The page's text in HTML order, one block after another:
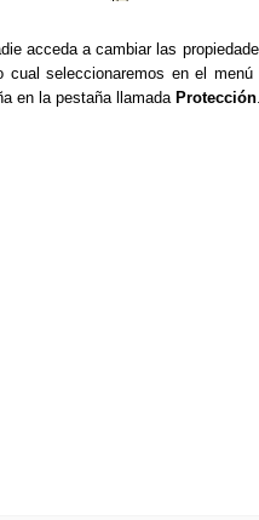
acceda a cambiar las
cual seleccionaremos en el menú
en la pestaña llamada Protección.